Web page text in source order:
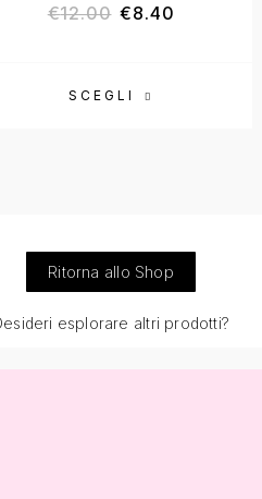
SCEGLI
€12.00 €8.40
Ritorna allo Shop
esplorare altri prodotti?